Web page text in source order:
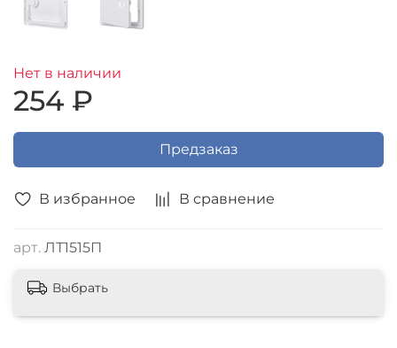
В избранное В сравнение
арт. ЛТ1515П
Нет в наличии
254 ₽
Предзаказ
Выбрать